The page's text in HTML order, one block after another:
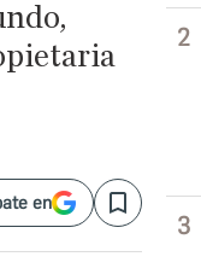
en Save